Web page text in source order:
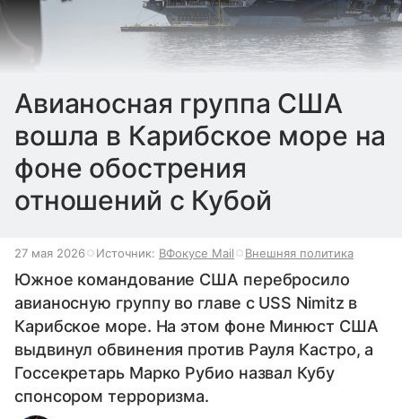
Авианосная группа США
вошла в Карибское море на
фоне обострения
отношений с Кубой
27 мая 2026 Источник: ВФокусе Mail Внешняя политика
Южное командование США перебросило
авианосную группу во главе с USS Nimitz в
Карибское море. На этом фоне Минюст США
выдвинул обвинения против Рауля Кастро, а
Госсекретарь Марко Рубио назвал Кубу
спонсором терроризма.